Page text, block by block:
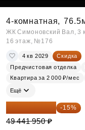
4-комнатная,
ЖК Симоновский Вал, 3
16 этаж, №176
4 кв 2029
Скидка
Предчистовая отделка
Квартира за 2 000 ₽/мес
Ещё
42 025 658 ₽ -15%
49 441 950 ₽